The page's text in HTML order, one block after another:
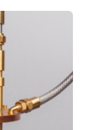
gelang
Durchbruch:
wurde
dass sich